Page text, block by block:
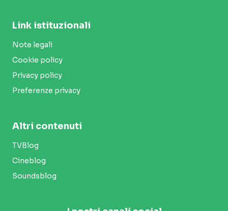
Link istituzionali
Note legali
Cookie policy
Privacy policy
Preferenze privacy
Altri contenuti
TVBlog
Cineblog
Soundsblog